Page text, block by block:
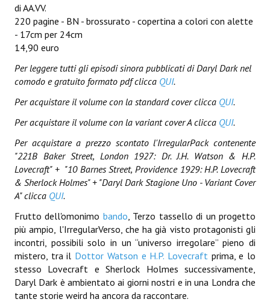
Lettera 33
mYthoS
PTP
Spaghetti Western
Fuori Collana
Be Side
Talkink
Necro
di AA.VV.
220 pagine - BN - brossurato - copertina a colori con alette
- 17cm per 24cm
14,90 euro
Per leggere tutti gli episodi sinora pubblicati di Daryl Dark nel
comodo e gratuito formato pdf clicca QUI.
Per acquistare il volume con la standard cover clicca QUI.
Per acquistare il volume con la variant cover A clicca QUI.
Per acquistare a prezzo scontato l'IrregularPack contenente
"221B Baker Street, London 1927: Dr. J.H. Watson & H.P.
Lovecraft" + "10 Barnes Street, Providence 1929: H.P. Lovecraft
& Sherlock Holmes" + "Daryl Dark Stagione Uno - Variant Cover
A" clicca QUI.
Frutto dell'omonimo bando , Terzo tassello di un progetto
più ampio, l'IrregularVerso, che ha già visto protagonisti gli
incontri, possibili solo in un “universo irregolare” pieno di
mistero, tra il Dottor Watson e H.P. Lovecraft prima, e lo
stesso Lovecraft e Sherlock Holmes successivamente,
Daryl Dark è ambientato ai giorni nostri e in una Londra che
tante storie weird ha ancora da raccontare.